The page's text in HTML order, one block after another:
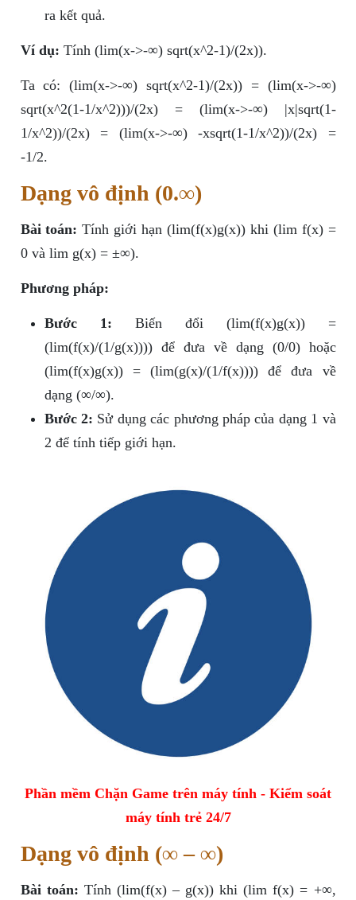
ra kết quả.
Ví dụ: Tính (lim(x->-∞) sqrt(x^2-1)/(2x)).
Ta có: (lim(x->-∞) sqrt(x^2-1)/(2x)) = (lim(x->-∞)
sqrt(x^2(1-1/x^2)))/(2x) = (lim(x->-∞) |x|sqrt(1-
1/x^2))/(2x) = (lim(x->-∞) -xsqrt(1-1/x^2))/(2x) =
-1/2.
Dạng vô định (0.∞)
Bài toán: Tính giới hạn (lim(f(x)g(x)) khi (lim f(x) =
0 và lim g(x) = ±∞).
Phương pháp:
Bước 1: Biến đổi (lim(f(x)g(x)) =
(lim(f(x)/(1/g(x)))) để đưa về dạng (0/0) hoặc
(lim(f(x)g(x)) = (lim(g(x)/(1/f(x)))) để đưa về
dạng (∞/∞).
Bước 2: Sử dụng các phương pháp của dạng 1 và
2 để tính tiếp giới hạn.
Phần mềm Chặn Game trên máy tính - Kiểm soát
máy tính trẻ 24/7
Dạng vô định (∞ – ∞)
Bài toán: Tính (lim(f(x) – g(x)) khi (lim f(x) = +∞,